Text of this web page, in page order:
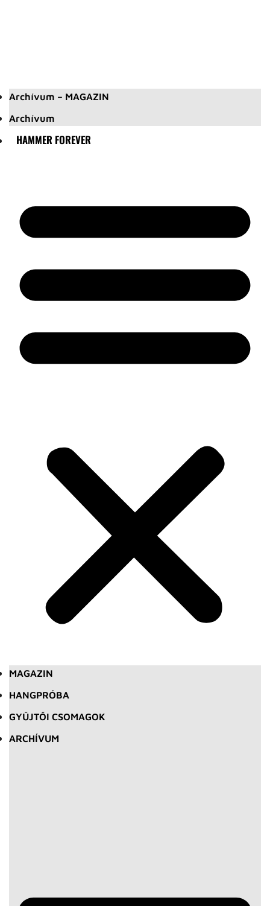
Archívum – MAGAZIN
Archívum
HAMMER FOREVER
MAGAZIN
HANGPRÓBA
GYŰJTŐI CSOMAGOK
ARCHÍVUM